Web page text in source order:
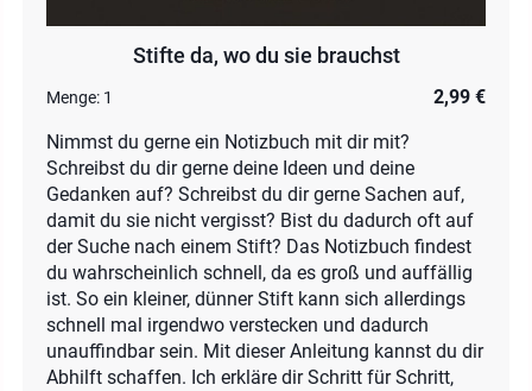
Stifte da, wo du sie brauchst
Menge: 1
2,99 €
Nimmst du gerne ein Notizbuch mit dir mit?
Schreibst du dir gerne deine Ideen und deine
Gedanken auf? Schreibst du dir gerne Sachen auf,
damit du sie nicht vergisst? Bist du dadurch oft auf
der Suche nach einem Stift? Das Notizbuch findest
du wahrscheinlich schnell, da es groß und auffällig
ist. So ein kleiner, dünner Stift kann sich allerdings
schnell mal irgendwo verstecken und dadurch
unauffindbar sein. Mit dieser Anleitung kannst du dir
Abhilft schaffen. Ich erkläre dir Schritt für Schritt,